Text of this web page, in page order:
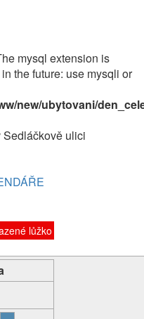
mysql extension is
the future: use mysqli or
new/ubytovani/
ulici
lůžko